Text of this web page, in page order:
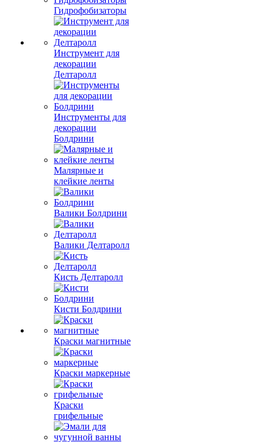
Гидрофобизаторы
Инструмент для
декорации
Делтаролл
Инструменты для
декорации
Болдрини
Малярные и
клейкие ленты
Валики Болдрини
Валики Делтаролл
Кисть Делтаролл
Кисти Болдрини
Краски магнитные
Краски маркерные
Краски
грифельные